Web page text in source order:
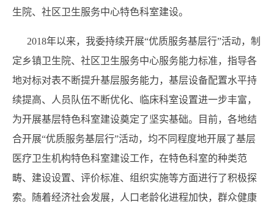
生院、社区卫生服务中心特色科室建设。
2018年以来，我委持续开展“优质服务基层行”活动，制
定乡镇卫生院、社区卫生服务中心服务能力标准，指导各
地对标对表不断提升基层服务能力，基层设备配置水平持
续提高、人员队伍不断优化、临床科室设置进一步丰富，
为开展基层特色科室建设奠定了坚实基础。目前，各地结
合开展“优质服务基层行”活动，均不同程度地开展了基层
医疗卫生机构特色科室建设工作，在特色科室的种类范
畴、建设设置、评价标准、组织实施等方面进行了积极探
索。随着经济社会发展，人口老龄化进程加快，群众健康